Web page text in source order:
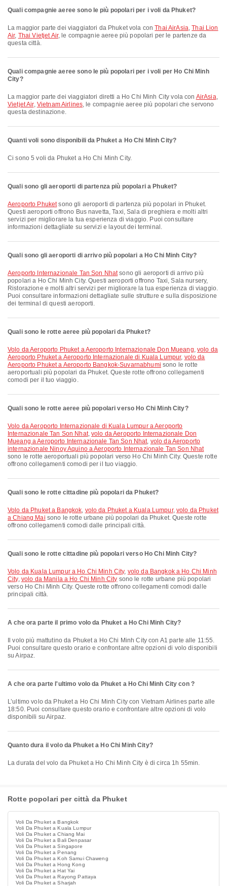
Quali compagnie aeree sono le più popolari per i voli da Phuket?
La maggior parte dei viaggiatori da Phuket vola conThai AirAsia,Thai Lion
Air, Thai Vietjet Air, le compagnie aeree più popolari per le partenze da
questa città.
Quali compagnie aeree sono le più popolari per i voli per Ho Chi Minh
City?
La maggior parte dei viaggiatori diretti a Ho Chi Minh City vola con AirAsia,
Vietjet Air, Vietnam Airlines, le compagnie aeree più popolari che servono
questa destinazione.
Quanti voli sono disponibili da Phuket a Ho Chi Minh City?
Ci sono 5 voli da Phuket a Ho Chi Minh City.
Quali sono gli aeroporti di partenza più popolari a Phuket?
Aeroporto Phuketsono gli aeroporti di partenza più popolari in Phuket.
Questi aeroporti offrono Bus navetta, Taxi, Sala di preghiera e molti altri
servizi per migliorare la tua esperienza di viaggio. Puoi consultare
informazioni dettagliate su servizi e layout dei terminal.
Quali sono gli aeroporti di arrivo più popolari a Ho Chi Minh City?
Aeroporto Internazionale Tan Son Nhatsono gli aeroporti di arrivo più
popolari a Ho Chi Minh City. Questi aeroporti offrono Taxi, Sala nursery,
Ristorazione e molti altri servizi per migliorare la tua esperienza di viaggio.
Puoi consultare informazioni dettagliate sulle strutture e sulla disposizione
dei terminal di questi aeroporti.
Quali sono le rotte aeree più popolari da Phuket?
volo da Aeroporto Phuket a Aeroporto Internazionale Don Mueang, volo da
Aeroporto Phuket a Aeroporto Internazionale di Kuala Lumpur, volo da
Aeroporto Phuket a Aeroporto Bangkok-Suvarnabhumi sono le rotte
aeroportuali più popolari da Phuket. Queste rotte offrono collegamenti
comodi per il tuo viaggio.
Quali sono le rotte aeree più popolari verso Ho Chi Minh City?
volo da Aeroporto Internazionale di Kuala Lumpur a Aeroporto
Internazionale Tan Son Nhat,volo da Aeroporto Internazionale Don
Mueang a Aeroporto Internazionale Tan Son Nhat, volo da Aeroporto
internazionale Ninoy Aquino a Aeroporto Internazionale Tan Son Nhat
sono le rotte aeroportuali più popolari verso Ho Chi Minh City. Queste rotte
offrono collegamenti comodi per il tuo viaggio.
Quali sono le rotte cittadine più popolari da Phuket?
volo da Phuket a Bangkok, volo da Phuket a Kuala Lumpur, volo da Phuket
a Chiang Mai sono le rotte urbane più popolari da Phuket. Queste rotte
offrono collegamenti comodi dalle principali città.
Quali sono le rotte cittadine più popolari verso Ho Chi Minh City?
volo da Kuala Lumpur a Ho Chi Minh City, volo da Bangkok a Ho Chi Minh
City, volo da Manila a Ho Chi Minh City sono le rotte urbane più popolari
verso Ho Chi Minh City. Queste rotte offrono collegamenti comodi dalle
principali città.
A che ora parte il primo volo da Phuket a Ho Chi Minh City?
Puoi consultare questo orario e confrontare altre opzioni di volo disponibili
su Airpaz.
A che ora parte l'ultimo volo da Phuket a Ho Chi Minh City con ?
L’ultimo volo da Phuket a Ho Chi Minh City con Vietnam Airlines parte alle
18:50. Puoi consultare questo orario e confrontare altre opzioni di volo
disponibili su Airpaz.
Quanto dura il volo da Phuket a Ho Chi Minh City?
La durata del volo da Phuket a Ho Chi Minh City è di circa 1h 55min.
Rotte popolari per città da Phuket
Voli Da Phuket a Bangkok
Voli Da Phuket a Kuala Lumpur
Voli Da Phuket a Chiang Mai
Voli Da Phuket a Bali Denpasar
Voli Da Phuket a Singapore
Voli Da Phuket a Penang
Voli Da Phuket a Koh Samui Chaweng
Voli Da Phuket a Hong Kong
Voli Da Phuket a Hat Yai
Voli Da Phuket a Rayong Pattaya
Voli Da Phuket a Sharjah